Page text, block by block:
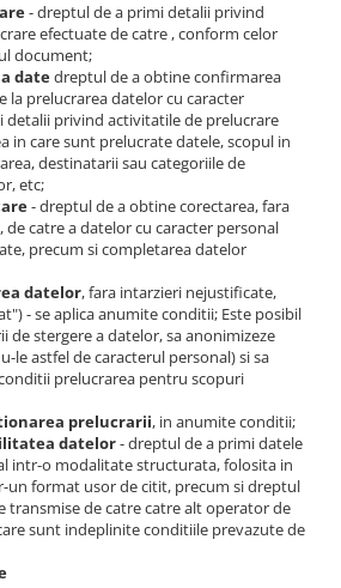
- dreptul de a primi detalii privind
efectuate de catre , conform celor
document;
datedreptul de a obtine confirmarea
la prelucrarea datelor cu caracter
detalii privind activitatile de prelucrare
in care sunt prelucrate datele, scopul in
destinatarii sau categoriile de
etc;
- dreptul de a obtine corectarea, fara
catre a datelor cu caracter personal
precum si completarea datelor
datelor, fara intarzieri nejustificate,
- se aplica anumite conditii; Este posibil
de stergere a datelor, sa anonimizeze
le astfel de caracterul personal) si sa
prelucrarea pentru scopuri
prelucrarii, in anumite conditii;
datelor- dreptul de a primi datele
intr-o modalitate structurata, folosita in
un format usor de citit, precum si dreptul
transmise de catre catre alt operator de
sunt indeplinite conditiile prevazute de